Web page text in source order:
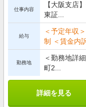
仕事内容
【大阪支店
東証...
給与
＜予定年収
制 ＜賃金内
勤務地
＜勤務地詳
町2...
詳細を見る